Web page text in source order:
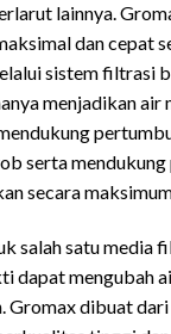
lainnya.
dan cepat
sistem filtrasi
menjadikan air
serta
secara
salah satu media
dapat mengubah
Gromax dibuat